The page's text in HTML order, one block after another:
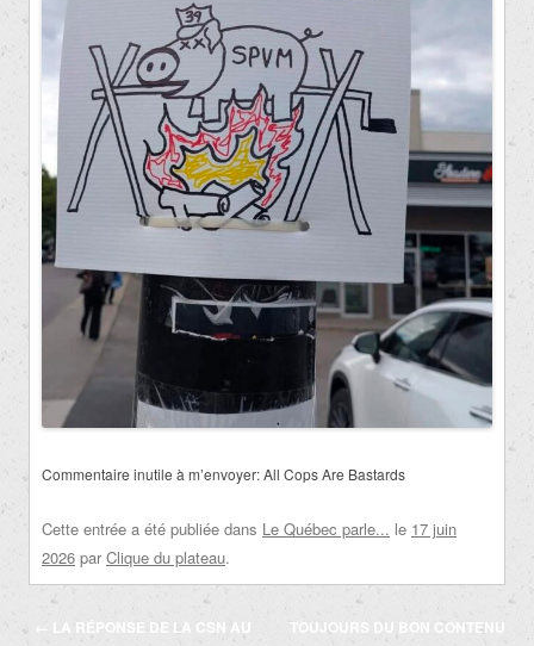
Commentaire inutile à m’envoyer: All Cops Are Bastards
Cette entrée a été publiée dans Le Québec parle... le 17 juin
2026 par Clique du plateau.
Navigation
← LA RÉPONSE DE LA CSN AU
TOUJOURS DU BON CONTENU